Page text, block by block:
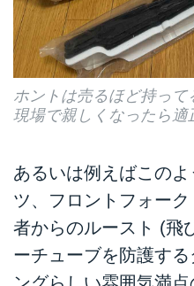
ホントは売るほど持っ
現場で親しくなったら適
あるいは例えばこの
ツ、フロントフォー
者からのルースト (飛
ーチューブを防護す